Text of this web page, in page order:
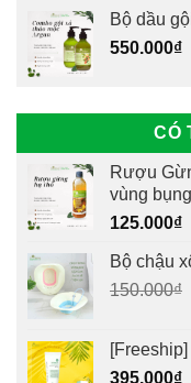
Bộ dầu
550.000₫
CÓ
Rượu
vùng
125.000₫
Bộ chậu
150.000₫
395.000₫